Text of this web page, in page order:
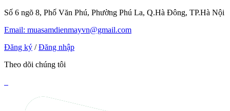
Số 6 ngõ 8, Phố Văn Phú, Phường Phú La, Q.Hà Đông, TP.Hà Nội
Email: muasamdienmayvn@gmail.com
Đăng ký / Đăng nhập
Theo dõi chúng tôi